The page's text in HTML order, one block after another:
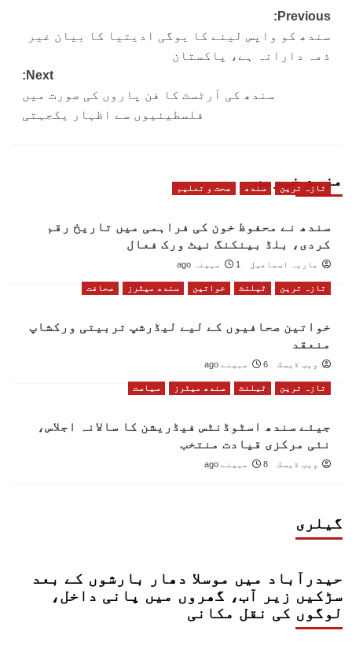
Post
navigation
Previous:
سندھ کو واپس لینے کا یوگی ادیتیا کا بیان غیر
ذمہ دارانہ ہے، پاکستان
Next:
سندھ کی آرٹسٹ کا فن پاروں کی صورت میں
فلسطینیوں سے اظہار یکجہتی
مزید خبریں
تازہ ترین سندھ صحت و تعلیم
سندھ نے محفوظ خون کی فراہمی میں تاریخ رقم
کردی، بلڈ بینکنگ نیٹ ورک فعال
ماریہ اسماعیل 1 مہینہ ago
تازہ ترین ٹیلنٹ خواتین سندھ میٹرز صحافت
خواتین صحافیوں کے لیے لیڈرشپ تربیتی ورکشاپ
منعقد
ویب ڈیسک 6 مہینے ago
تازہ ترین ٹیلنٹ سندھ میٹرز سیاست
جیئے سندھ اسٹوڈنٹس فیڈریشن کا سالانہ اجلاس،
نئی مرکزی قیادت منتخب
ویب ڈیسک 8 مہینے ago
گیلری
حیدرآباد میں موسلا دھار بارشوں کے بعد
سڑکیں زیر آب، گھروں میں پانی داخل،
لوگوں کی نقل مکانی